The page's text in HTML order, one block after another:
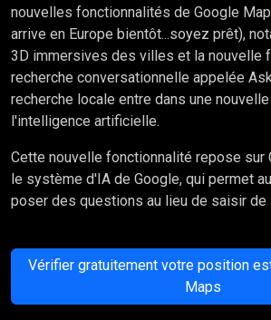
nouvelles fonctionnalités de Google
arrive en Europe bientôt...soyez prêt),
3D immersives des villes et la nouvelle
recherche conversationnelle appelée
recherche locale entre dans une
l'intelligence artificielle.
Cette nouvelle fonctionnalité repose sur
le système d'IA de Google, qui permet
poser des questions au lieu de saisir
Vérifier gratuitement votre position
Maps